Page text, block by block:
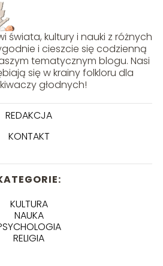
świata, kultury i nauki z różnych
i cieszcie się codzienną
tematycznym blogu. Nasi
się w krainy folkloru dla
głodnych!
REDAKCJA
KONTAKT
KULTURA
NAUKA
RELIGIA